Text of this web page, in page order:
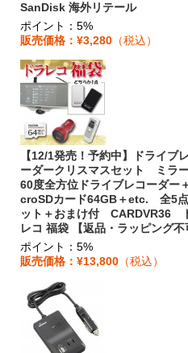
SanDisk 海外リテール
ポイント：5%
販売価格：¥3,280 （税込）
【12/1発売！予約中】ドライブ
ーダークリスマスセット ミラ
60度全方位ドライブレコーダー
croSDカード64GB＋etc. 全5
ット＋おまけ付 CARDVR36
レコ 福袋 【返品・ラッピング不
ポイント：5%
販売価格：¥13,800 （税込）